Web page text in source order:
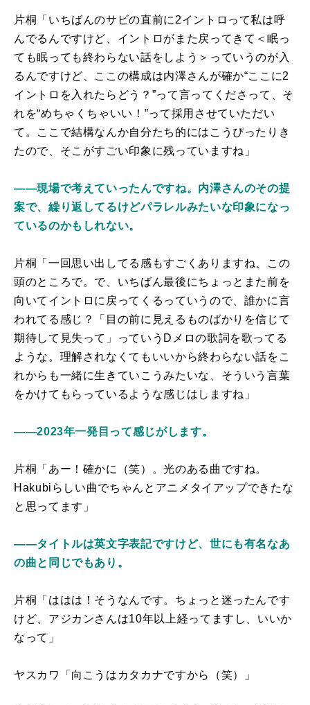
片桐「いちばんのサビの直前に2イントロって私は呼
んでるんですけど、イントロがまた戻ってきて＜眠っ
ても眠っても終わらない話をしよう＞っていうのが入
るんですけど、ここの構成は内澤さんが確か“ここに2
イントロを入れたらどう？”って言ってくださって、そ
れを“めちゃくちゃいい！”って採用させていただい
て。ここで結構なんか自分たち的にはこうぴったりき
たので、そこがすごい印象に残っていますね」
――現場で考えていったんですね。内澤さんのその提
案で、繰り返してるけどパラレルみたいな印象になっ
ているのかもしれない。
片桐「一回思い出してる感もすごくありますね、この
頭のところで。で、いちばん最後にちょっとまた前を
向いてイントロに戻ってくるっていうので、誰かに言
われてる感じ？「目の前に見えるものばかりを信じて
期待して見失って」っていうDメロの歌詞を歌ってる
ような。理解されなくてもいいから終わらない話をこ
れからも一緒に生きていこうみたいな、そういう言葉
をかけてもらっているような感じはしますね」
――2023年一発目って感じがします。
片桐「あー！確かに（笑）。光のある曲ですね。
Hakubiらしい曲でちゃんとアニメタイアップできたな
と思ってます」
――タイトルは英文字表記ですけど、世にも有名なあ
の曲と同じでもあり。
片桐「ははは！そうなんです。ちょっと迷ったんです
けど、アジカンさんは10年以上経ってますし、いいか
なって」
ヤスカワ「向こうはカタカナですから（笑）」